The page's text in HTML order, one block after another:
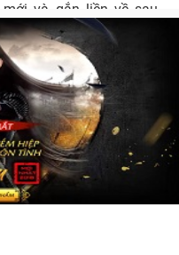
và gắn liền về sau.
loạt điều hấp dẫn mà
ra mắt trong tháng cuối